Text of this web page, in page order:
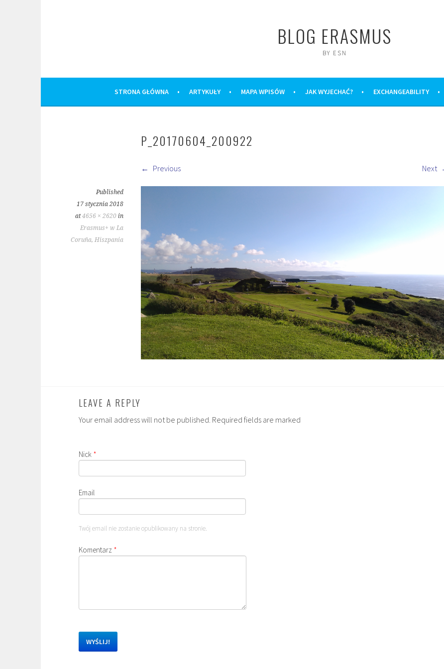
BLOG ERASMUS
BY ESN
STRONA GŁÓWNA ARTYKUŁY MAPA WPISÓW JAK WYJECHAĆ? EXCHANGEABILITY
P_20170604_200922
Previous Next
Published
17 stycznia 2018
at4656 × 2620 in
Erasmus+ w La
Coruña, Hiszpania
LEAVE A REPLY
Your email address will not be published. Required fields are marked
Nick *
Email
Twój email nie zostanie opublikowany na stronie.
Komentarz *